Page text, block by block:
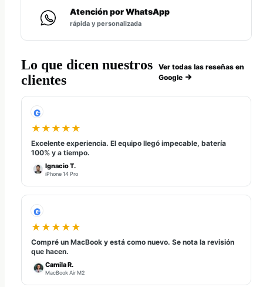
Atención por WhatsApp
rápida y personalizada
Lo que dicen nuestros
clientes
Ver todas las reseñas en
Google
G
★★★★★
Excelente experiencia. El equipo llegó impecable, batería
100% y a tiempo.
Ignacio T.
iPhone 14 Pro
G
★★★★★
Compré un MacBook y está como nuevo. Se nota la revisión
que hacen.
Camila R.
MacBook Air M2